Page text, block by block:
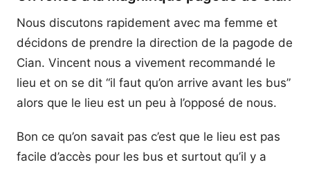
Nous discutons rapidement avec ma femme et
décidons de prendre la direction de la pagode de
Cian. Vincent nous a vivement recommandé le
lieu et on se dit “il faut qu’on arrive avant les bus”
alors que le lieu est un peu à l’opposé de nous.
Bon ce qu’on savait pas c’est que le lieu est pas
facile d’accès pour les bus et surtout qu’il y a